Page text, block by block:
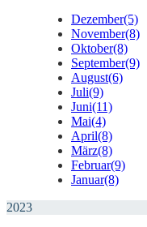
Dezember(5)
November(8)
Oktober(8)
September(9)
August(6)
Juli(9)
Juni(11)
Mai(4)
April(8)
März(8)
Februar(9)
Januar(8)
2023